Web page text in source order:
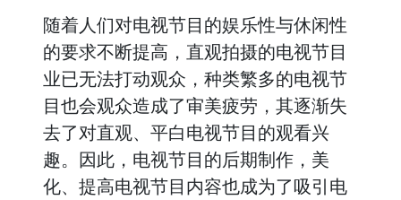
随着人们对电视节目的娱乐性与休闲性
的要求不断提高，直观拍摄的电视节目
业已无法打动观众，种类繁多的电视节
目也会观众造成了审美疲劳，其逐渐失
去了对直观、平白电视节目的观看兴
趣。因此，电视节目的后期制作，美
化、提高电视节目内容也成为了吸引电